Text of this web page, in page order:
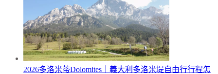
2026多洛米蒂Dolomites｜義大利多洛米堤自由行行程怎